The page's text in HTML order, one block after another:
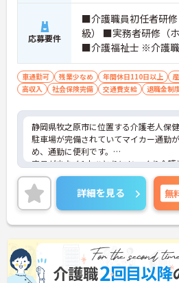
応募要件
■介護職員初任者研
級） ■実務者研修（ホ
■介護福祉士 ※介護
ムヘルパー2級）以上
車通勤可 残業少なめ 年間休日110日以上
高収入
社会保険完備 交通費支給 退職金制
静岡県牧之原市に位置する介護老人保健
駐車場が完備されていてマイカー通勤
め、通勤に便利です。
定員が少なく1人ひとりにじっくり介護
ます。また、ワークライフバランスも
やすい環境となっています。スタッフ同
く、人間関係が良いのもポイントです。
年間休日120日以上なので、自分の時
たい方にぴったりです。
ご興味をお持ちの方には、詳細の情報
ントをお伝えしますのでお気軽にお問い
さい。
詳細を見る 無